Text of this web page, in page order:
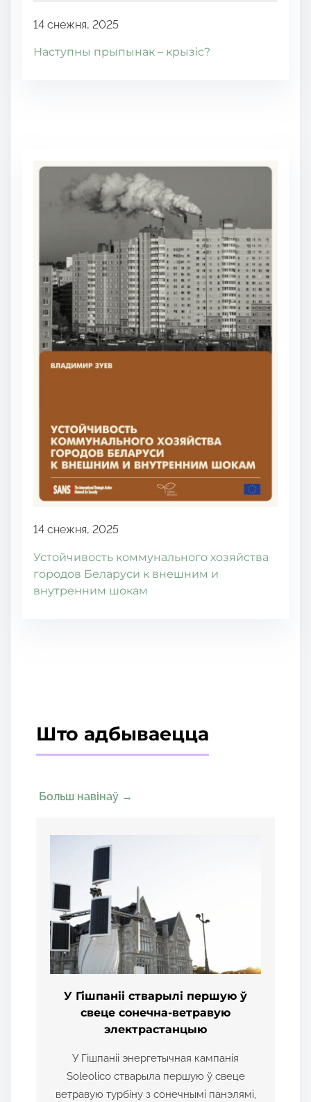
14 снежня, 2025
Наступны прыпынак – крызіс?
14 снежня, 2025
Устойчивость коммунального хозяйства
городов Беларуси к внешним и
внутренним шокам
Што адбываецца
Больш навінаў →
У Гішпаніі стварылі першую ў
свеце сонечна-ветравую
электрастанцыю
У Гішпаніі энергетычная кампанія
Soleolico стварыла першую ў свеце
ветравую турбіну з сонечнымі панэлямі,